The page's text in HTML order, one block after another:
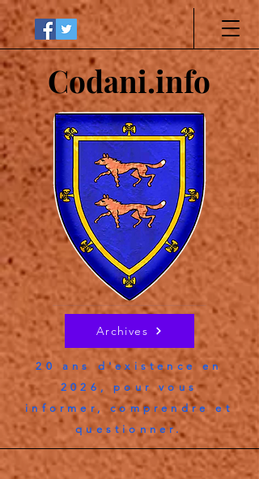
Codani.info
20 ans d'existence en
2026, pour vous
informer, comprendre et
questionner.
Archives